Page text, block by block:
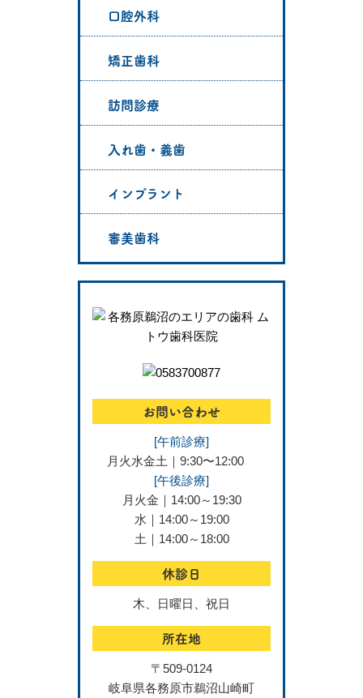
口腔外科
矯正歯科
訪問診療
入れ歯・義歯
インプラント
審美歯科
お問い合わせ
[午前診療]
月火水金土｜9:30〜12:00
[午後診療]
月火金｜14:00～19:30
水｜14:00～19:00
土｜14:00～18:00
休診日
木、日曜日、祝日
所在地
〒509-0124
岐阜県各務原市鵜沼山崎町